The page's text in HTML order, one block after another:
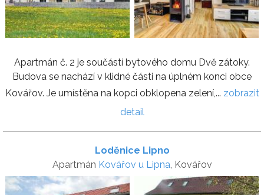
Apartmán č. 2 je součástí bytového domu Dvě zátoky.
Budova se nachází v klidné části na úplném konci obce
Kovářov. Je umístěna na kopci obklopena zelení,... zobrazit
detail
Loděnice Lipno
Apartmán Kovářov u Lipna, Kovářov